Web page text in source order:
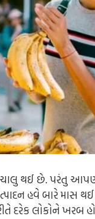
ચાલુ થઈ છે. પરંતુ
હવે બારે
દરેક લોકોને